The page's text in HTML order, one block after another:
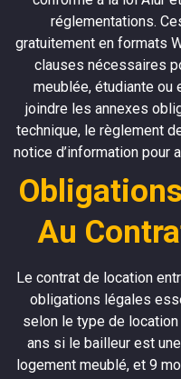
réglementations.
gratuitement en formats
clauses nécessaires
meublée, étudiante ou
joindre les annexes
technique, le règlement
notice d’information pour
Au
Le contrat de location
obligations légales
selon le type de
ans si le bailleur est
logement meublé, et 9